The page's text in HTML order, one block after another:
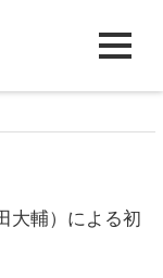
大輔）による初